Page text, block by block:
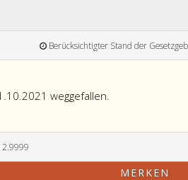
Berücksichtigter Stand der
weggefallen.
MERKEN